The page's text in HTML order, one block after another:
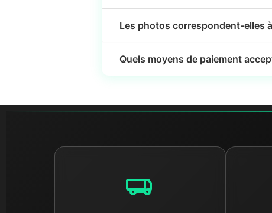
Les photos correspondent-elles
Quels moyens de paiement